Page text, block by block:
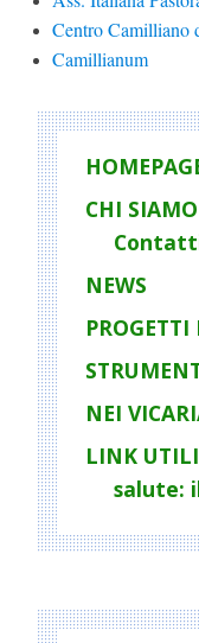
Centro Camilliano
Camillianum
CHI SIAMO
NEWS
NEI
LINK UTILI
salute: